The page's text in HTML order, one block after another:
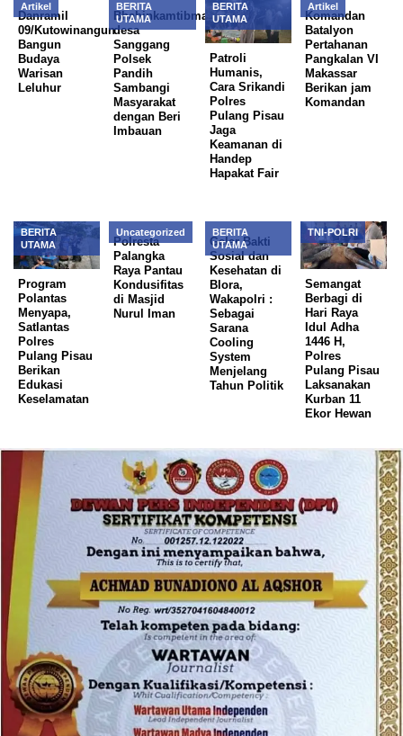
Artikel
Danramil
09/Kutowinangun
Bangun
Budaya
Warisan
Leluhur
BERITA
UTAMA
Bhabinkamtibmas
desa
Sanggang
Polsek
Pandih
Sambangi
Masyarakat
dengan Beri
Imbauan
BERITA
UTAMA
Patroli
Humanis,
Cara Srikandi
Polres
Pulang Pisau
Jaga
Keamanan di
Handep
Hapakat Fair
Artikel
Komandan
Batalyon
Pertahanan
Pangkalan VI
Makassar
Berikan jam
Komandan
BERITA
UTAMA
Program
Polantas
Menyapa,
Satlantas
Polres
Pulang Pisau
Berikan
Edukasi
Keselamatan
Uncategorized
Polresta
Palangka
Raya Pantau
Kondusifitas
di Masjid
Nurul Iman
BERITA
UTAMA
Gelar Bakti
Sosial dan
Kesehatan di
Blora,
Wakapolri :
Sebagai
Sarana
Cooling
System
Menjelang
Tahun Politik
TNI-POLRI
Semangat
Berbagi di
Hari Raya
Idul Adha
1446 H,
Polres
Pulang Pisau
Laksanakan
Kurban 11
Ekor Hewan